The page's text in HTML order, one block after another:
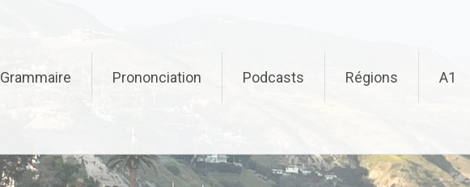
Grammaire Prononciation Podcasts Régions A1